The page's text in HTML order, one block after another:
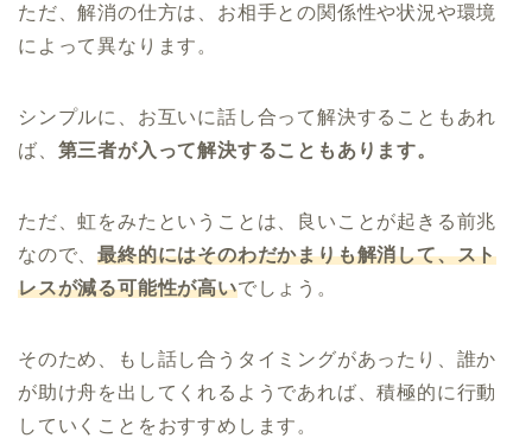
ただ、解消の仕方は、お相手との関係性や状況や環境
によって異なります。
シンプルに、お互いに話し合って解決することもあれ
ば、 第三者が入って解決することもあります。
ただ、虹をみたということは、良いことが起きる前兆
なので、最終的にはそのわだかまりも解消して、スト
レスが減る可能性が高いでしょう。
そのため、もし話し合うタイミングがあったり、誰か
が助け舟を出してくれるようであれば、積極的に行動
していくことをおすすめします。